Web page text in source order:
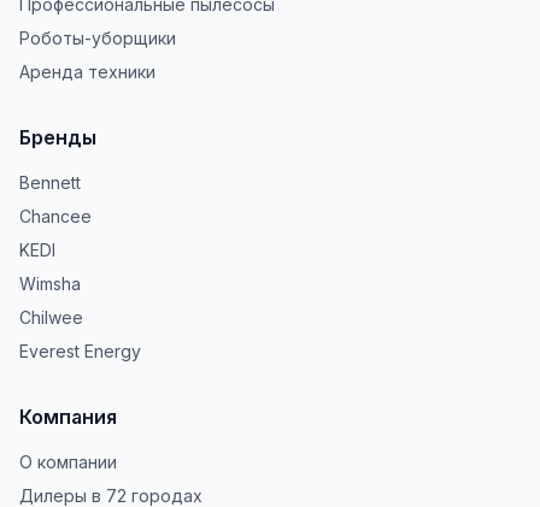
Профессиональные пылесосы
Роботы-уборщики
Аренда техники
Бренды
Bennett
Chancee
KEDI
Wimsha
Chilwee
Everest Energy
Компания
О компании
Дилеры в 72 городах